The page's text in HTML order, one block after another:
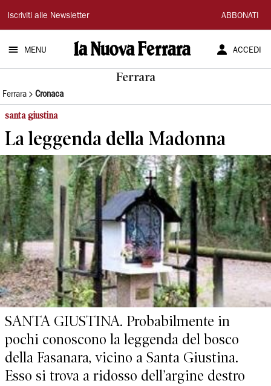
La
Nuova
Ferrara
Iscriviti alle Newsletter ABBONATI
MENU ACCEDI
Ferrara
Ferrara Cronaca
santa giustina
La leggenda della Madonna
SANTA GIUSTINA. Probabilmente in
pochi conoscono la leggenda del bosco
della Fasanara, vicino a Santa Giustina.
Esso si trova a ridosso dell’argine destro